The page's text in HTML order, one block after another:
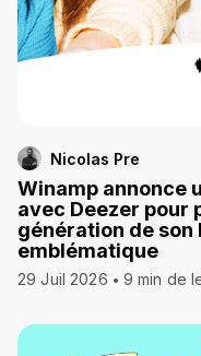
Nicolas Pre
Winamp annonce
avec Deezer pour
génération de
emblématique
29 Juil 2026 9 min de